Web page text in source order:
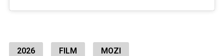
2026 FILM MOZI